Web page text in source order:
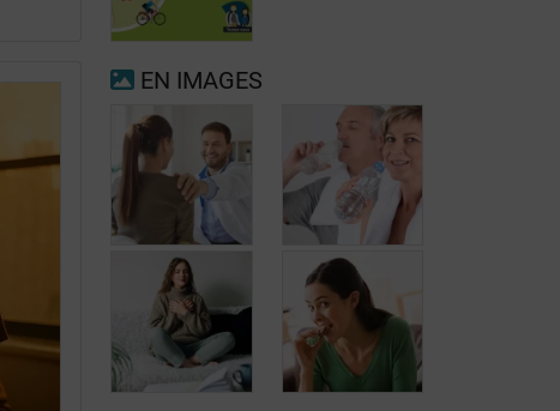
Fibrillation
auriculaire
Insuffisance
pancréatique
exocrine
EN IMAGES
Quand consulter
à nouveau pour
migraine ou
maux de tête?
Prévenir les
maux de tête au
jour le jour